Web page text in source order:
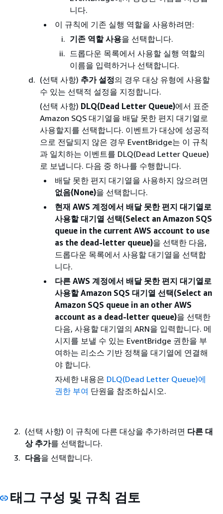
니다.
이 규칙에 기존 실행 역할을 사용하려면:
기존 역할 사용을 선택합니다.
드롭다운 목록에서 사용할 실행 역할의
이름을 입력하거나 선택합니다.
(선택 사항) 추가 설정의 경우 대상 유형에 사용할
수 있는 선택적 설정을 지정합니다.
(선택 사항) DLQ(Dead Letter Queue)에서 표준
Amazon SQS 대기열을 배달 못한 편지 대기열로
사용할지를 선택합니다. 이벤트가 대상에 성공적
으로 전달되지 않은 경우 EventBridge는 이 규칙
과 일치하는 이벤트를 DLQ(Dead Letter Queue)
로 보냅니다. 다음 중 하나를 수행합니다.
배달 못한 편지 대기열을 사용하지 않으려면
없음(None)을 선택합니다.
현재 AWS 계정에서 배달 못한 편지 대기열로
사용할 대기열 선택(Select an Amazon SQS
queue in the current AWS account to use
as the dead-letter queue)을 선택한 다음,
드롭다운 목록에서 사용할 대기열을 선택합
니다.
다른 AWS 계정에서 배달 못한 편지 대기열로
사용할 Amazon SQS 대기열 선택(Select an
Amazon SQS queue in an other AWS
account as a dead-letter queue)을 선택한
다음, 사용할 대기열의 ARN을 입력합니다. 메
시지를 보낼 수 있는 EventBridge 권한을 부
여하는 리소스 기반 정책을 대기열에 연결해
야 합니다.
자세한 내용은 DLQ(Dead Letter Queue)에
권한 부여 단원을 참조하십시오.
(선택 사항) 이 규칙에 다른 대상을 추가하려면 다른 대
상 추가를 선택합니다.
다음을 선택합니다.
태그 구성 및 규칙 검토